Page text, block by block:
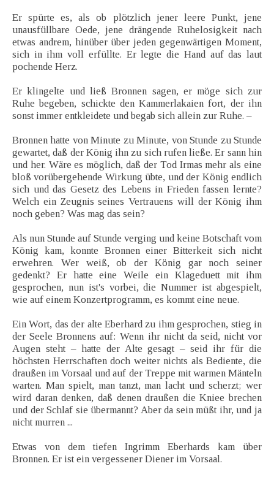
Er spürte es, als ob plötzlich jener leere Punkt, jene
unausfüllbare Oede, jene drängende Ruhelosigkeit nach
etwas andrem, hinüber über jeden gegenwärtigen Moment,
sich in ihm voll erfüllte. Er legte die Hand auf das laut
pochende Herz.
Er klingelte und ließ Bronnen sagen, er möge sich zur
Ruhe begeben, schickte den Kammerlakaien fort, der ihn
sonst immer entkleidete und begab sich allein zur Ruhe. –
Bronnen hatte von Minute zu Minute, von Stunde zu Stunde
gewartet, daß der König ihn zu sich rufen ließe. Er sann hin
und her. Wäre es möglich, daß der Tod Irmas mehr als eine
bloß vorübergehende Wirkung übte, und der König endlich
sich und das Gesetz des Lebens in Frieden fassen lernte?
Welch ein Zeugnis seines Vertrauens will der König ihm
noch geben? Was mag das sein?
Als nun Stunde auf Stunde verging und keine Botschaft vom
König kam, konnte Bronnen einer Bitterkeit sich nicht
erwehren. Wer weiß, ob der König gar noch seiner
gedenkt? Er hatte eine Weile ein Klageduett mit ihm
gesprochen, nun ist's vorbei, die Nummer ist abgespielt,
wie auf einem Konzertprogramm, es kommt eine neue.
Ein Wort, das der alte Eberhard zu ihm gesprochen, stieg in
der Seele Bronnens auf: Wenn ihr nicht da seid, nicht vor
Augen steht – hatte der Alte gesagt – seid ihr für die
höchsten Herrschaften doch weiter nichts als Bediente, die
draußen im Vorsaal und auf der Treppe mit warmen Mänteln
warten. Man spielt, man tanzt, man lacht und scherzt; wer
wird daran denken, daß denen draußen die Kniee brechen
und der Schlaf sie übermannt? Aber da sein müßt ihr, und ja
nicht murren ...
Etwas von dem tiefen Ingrimm Eberhards kam über
Bronnen. Er ist ein vergessener Diener im Vorsaal.